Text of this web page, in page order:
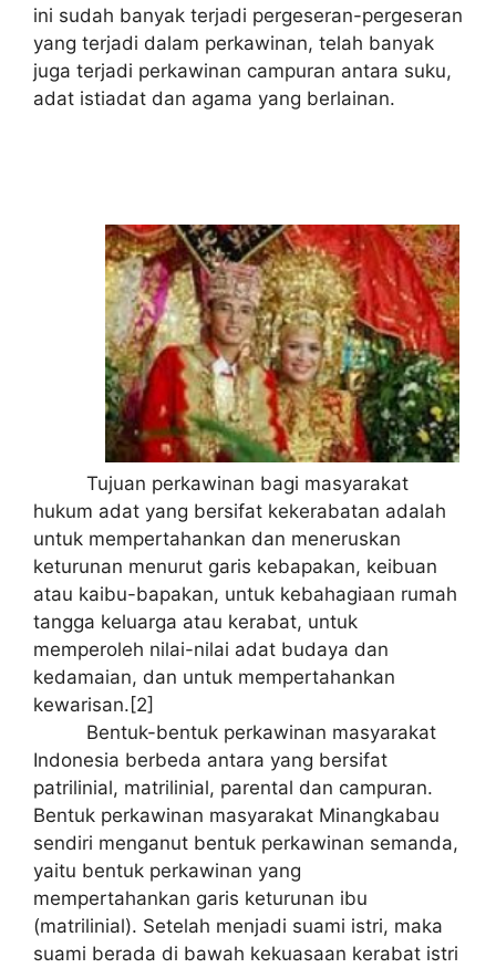
ini sudah banyak terjadi pergeseran-pergeseran
yang terjadi dalam perkawinan, telah banyak
juga terjadi perkawinan campuran antara suku,
adat istiadat dan agama yang berlainan.
Tujuan perkawinan bagi masyarakat
hukum adat yang bersifat kekerabatan adalah
untuk mempertahankan dan meneruskan
keturunan menurut garis kebapakan, keibuan
atau kaibu-bapakan, untuk kebahagiaan rumah
tangga keluarga atau kerabat, untuk
memperoleh nilai-nilai adat budaya dan
kedamaian, dan untuk mempertahankan
kewarisan.[2]
Bentuk-bentuk perkawinan masyarakat
Indonesia berbeda antara yang bersifat
patrilinial, matrilinial, parental dan campuran.
Bentuk perkawinan masyarakat Minangkabau
sendiri menganut bentuk perkawinan semanda,
yaitu bentuk perkawinan yang
mempertahankan garis keturunan ibu
(matrilinial). Setelah menjadi suami istri, maka
suami berada di bawah kekuasaan kerabat istri